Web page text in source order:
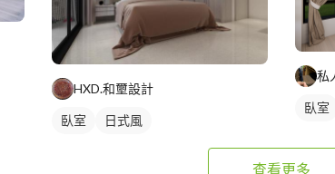
HXD.和壐設計
臥室 日式風
私
臥室
查看更多